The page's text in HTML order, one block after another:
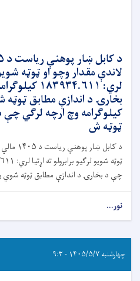
لاندې مقدار وچو او ټوټه شویو
لري:
کیلوګرامه وچ ارچه لرګي
ټوټه ش
د کابل
چې د بخارۍ د اندازې مطابق ټوټه شوي وي؛
نور...
چهارشنبه ۱۴۰۵/۵/۷ - ۹:۳